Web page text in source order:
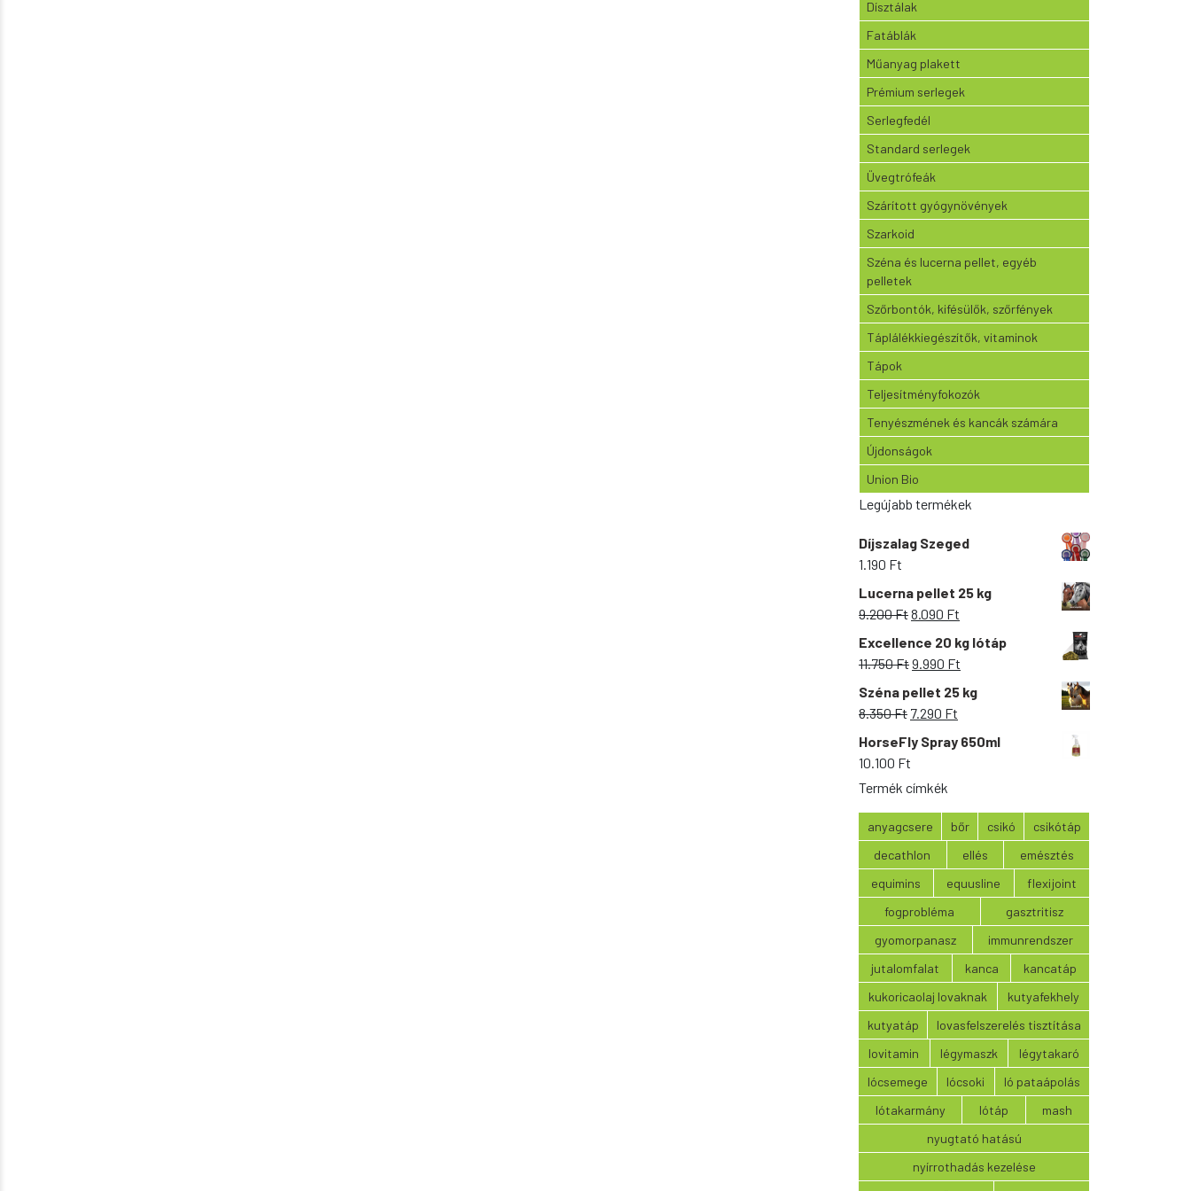
Dísztálak
Fatáblák
Műanyag plakett
Prémium serlegek
Serlegfedél
Standard serlegek
Üvegtrófeák
Szárított gyógynövények
Szarkoid
Széna és lucerna pellet, egyéb
pelletek
Szőrbontók, kifésülők, szőrfények
Táplálékkiegészítők, vitaminok
Tápok
Teljesítményfokozók
Tenyészmének és kancák számára
Újdonságok
Union Bio
Legújabb termékek
Díjszalag Szeged
1.190 Ft
Lucerna pellet 25 kg
9.200FtOriginal
price
was:
9.200 Ft.
8.090 Ft
price
is:
8.090 Ft.
Excellence 20 kg lótáp
11.750FtOriginal
price
was:
11.750 Ft.
9.990 Ft
price
is:
Széna pellet 25 kg
8.350Ft Original
price
was:
7.290 Ft
price
HorseFly Spray 650ml
10.100 Ft
Termék címkék
anyagcsere bőr csikó
csikótáp
decathlon
ellés
emésztés
equimins
equusline
flexijoint
fogprobléma
gasztritisz
gyomorpanasz
immunrendszer
jutalomfalat
kanca
kancatáp
kukoricaolaj lovaknak
kutyafekhely
kutyatáp
lovasfelszerelés tisztítása
lovitamin
légymaszk
légytakaró
lócsemege
lócsoki
ló pataápolás
lótakarmány
lótáp
mash
nyugtató hatású
nyírrothadás kezelése